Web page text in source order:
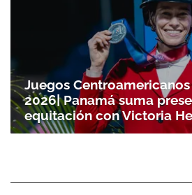
Juegos
2026| Panamá suma
equitación con Victoria